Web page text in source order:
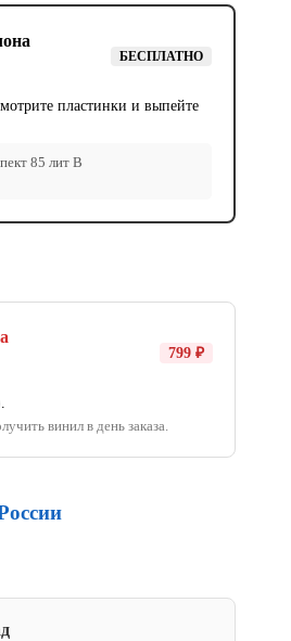
БЕСПЛАТНО
пластинки и выпейте
85 лит В
799 ₽
винил в день заказа.